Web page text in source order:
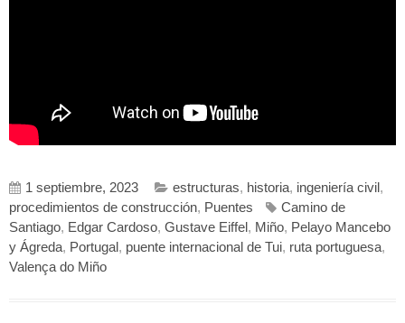
1 septiembre, 2023 estructuras, historia, ingeniería civil ,
procedimientos de construcción, Puentes
Camino de
Santiago, Edgar Cardoso, Gustave Eiffel , Miño, Pelayo Mancebo
y Ágreda, Portugal, puente internacional de Tui, ruta portuguesa,
Valença do Miño